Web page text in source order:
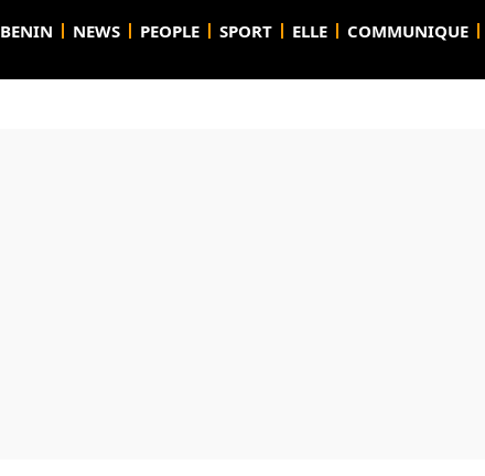
BENIN NEWS PEOPLE SPORT ELLE COMMUNIQUE